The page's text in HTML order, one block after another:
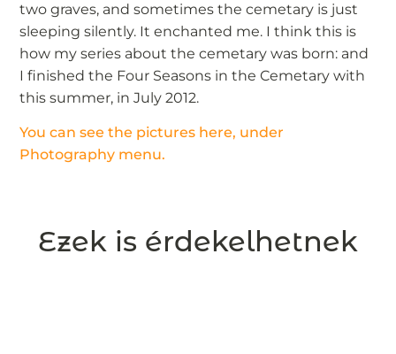
two graves, and sometimes the cemetary is just
sleeping silently. It enchanted me. I think this is
how my series about the cemetary was born: and
I finished the Four Seasons in the Cemetary with
this summer, in July 2012.
You can see the pictures here, under
Photography menu.
Ezek is érdekelhetnek